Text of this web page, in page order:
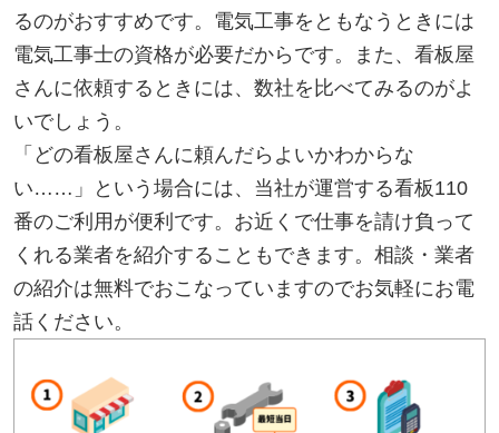
るのがおすすめです。電気工事をともなうときには
電気工事士の資格が必要だからです。また、看板屋
さんに依頼するときには、数社を比べてみるのがよ
いでしょう。
「どの看板屋さんに頼んだらよいかわからな
い……」という場合には、当社が運営する看板110
番のご利用が便利です。お近くで仕事を請け負って
くれる業者を紹介することもできます。相談・業者
の紹介は無料でおこなっていますのでお気軽にお電
話ください。